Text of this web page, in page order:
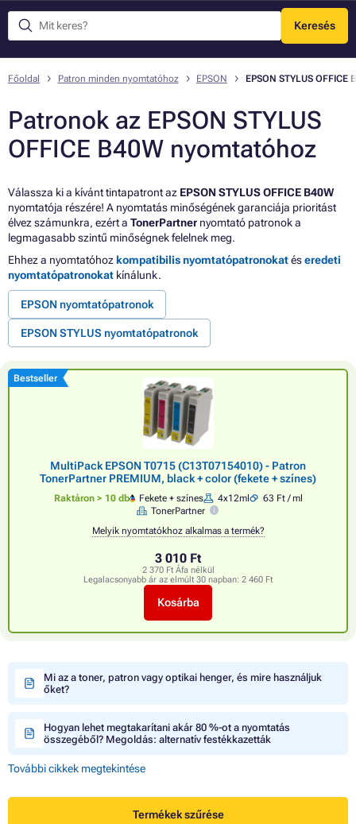
Keresés
Menü
Főoldal Patron minden nyomtatóhoz EPSON EPSON STYLUS OFFICE
Patronok az EPSON STYLUS
OFFICE B40W nyomtatóhoz
Válassza ki a kívánt tintapatront az EPSON STYLUS OFFICE B40W
nyomtatója részére! A nyomtatás minőségének garanciája prioritást
élvez számunkra, ezért a TonerPartner nyomtató patronok a
legmagasabb szintű minőségnek felelnek meg.
Ehhez a nyomtatóhoz kompatibilis nyomtatópatronokatéseredeti
nyomtatópatronokat kínálunk.
EPSON nyomtatópatronok
EPSON STYLUS nyomtatópatronok
Bestseller
MultiPack EPSON T0715 (C13T07154010) - Patron
TonerPartner PREMIUM, black + color (fekete + színes)
Raktáron > 10 db Fekete + színes 4x12ml
63 Ft / ml
TonerPartner
Melyik nyomtatókhoz alkalmas a termék?
3 010 Ft
2 370 Ft Áfa nélkül
Legalacsonyabb ár az elmúlt 30 napban: 2 460 Ft
Kosárba
Mi az a toner, patron vagy optikai henger, és mire használjuk
őket?
Hogyan lehet megtakarítani akár 80 %-ot a nyomtatás
összegéből? Megoldás: alternatív festékkazetták
További cikkek megtekintése
Termékek szűrése